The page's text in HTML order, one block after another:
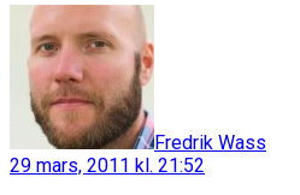
Fredrik Wass
29 mars, 2011 kl. 21:52